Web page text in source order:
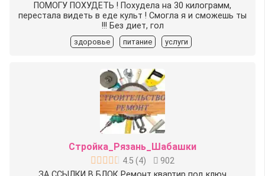
ПОМОГУ ПОХУДЕТЬ ! Похудела на 30 килограмм,
перестала видеть в еде культ ! Смогла я и сможешь ты
!!! Без диет, гол
здоровье питание услуги
Стройка_Рязань_Шабашки
4.5 (4)
902